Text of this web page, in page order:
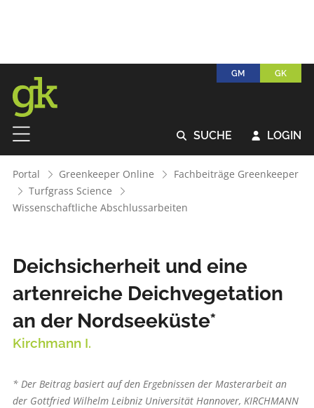
GM GK
 SUCHE  LOGIN
Portal Greenkeeper Online
Fachbeiträge Greenkeeper
Turfgrass Science
Wissenschaftliche Abschlussarbeiten
Deichsicherheit und eine
artenreiche Deichvegetation
an der Nordseeküste*
Kirchmann I.
* Der Beitrag basiert auf den Ergebnissen der Masterarbeit an
der Gottfried Wilhelm Leibniz Universität Hannover, KIRCHMANN